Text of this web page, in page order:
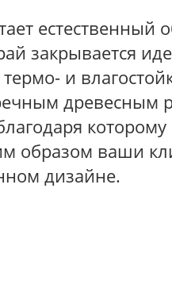
естественный
закрывается
и
древесным
образом ваши
дизайне.